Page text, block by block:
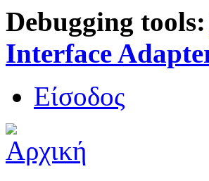
Debugging tools:
Interface
Είσοδος